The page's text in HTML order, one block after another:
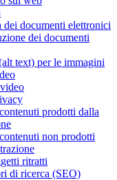
documenti elettronici
dei documenti
text) per le immagini
prodotti dalla
non prodotti
ritratti
di ricerca (SEO)